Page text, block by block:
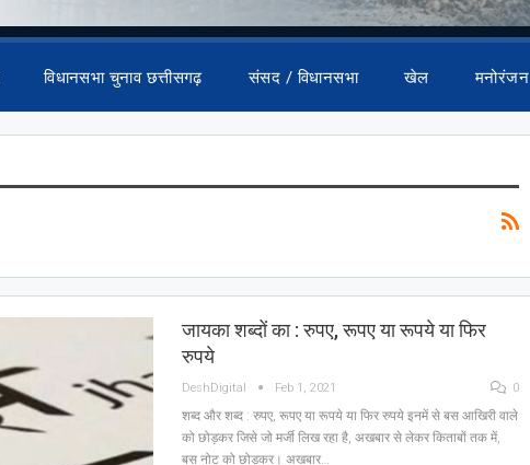
विधानसभा चुनाव छत्तीसगढ़ संसद / विधानसभा खेल मनोरंजन
जायका शब्दों का : रुपए, रूपए या रूपये या फिर
रुपये
DeshDigital Feb 1, 2021 0
शब्द और शब्द : रुपए, रूपए या रूपये या फिर रुपये इनमें से बस आखिरी वाले
को छोड़कर जिसे जो मर्जी लिख रहा है, अखबार से लेकर किताबों तक में,
बस नोट को छोड़कर। अखबार…